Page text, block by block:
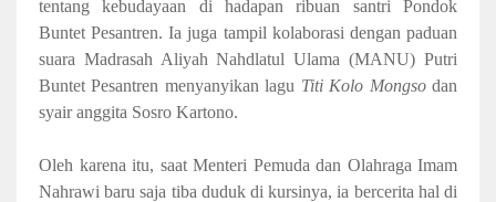
tentang kebudayaan di hadapan ribuan santri Pondok
Buntet Pesantren. Ia juga tampil kolaborasi dengan paduan
suara Madrasah Aliyah Nahdlatul Ulama (MANU) Putri
Buntet Pesantren menyanyikan lagu Titi Kolo Mongsodan
syair anggita Sosro Kartono.
Oleh karena itu, saat Menteri Pemuda dan Olahraga Imam
Nahrawi baru saja tiba duduk di kursinya, ia bercerita hal di